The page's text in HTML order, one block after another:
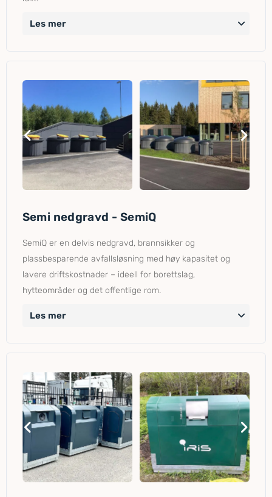
Les mer
Semi nedgravd - SemiQ
SemiQ er en delvis nedgravd, brannsikker og
plassbesparende avfallsløsning med høy kapasitet og
lavere driftskostnader – ideell for borettslag,
hytteområder og det offentlige rom.
Les mer